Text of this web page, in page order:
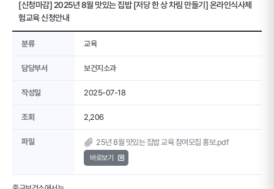
[신청마감] 2025년 8월 맛있는 집밥 [저당 한 상 차림 만들기] 온라인식사체
험교육 신청안내
분류 교육
담당부서 보건지소과
작성일 2025-07-18
조회 2,206
파일 25년 8월 맛있는 집밥 교육 참여모집 홍보.pdf
바로보기